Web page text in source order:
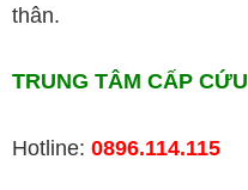
thân.
TRUNG TÂM CẤP
Hotline: 0896.114.115